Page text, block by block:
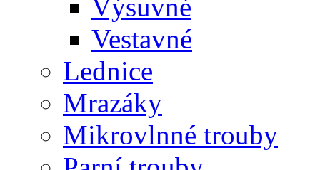
Výsuvné
Vestavné
Lednice
Mrazáky
Mikrovlnné trouby